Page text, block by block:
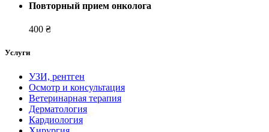
Повторный прием онколога
400 ₴
Услуги
УЗИ, рентген
Осмотр и консультация
Ветеринарная терапия
Дерматология
Кардиология